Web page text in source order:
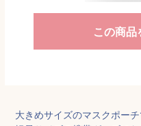
この商
大きめサイズのマスクポー